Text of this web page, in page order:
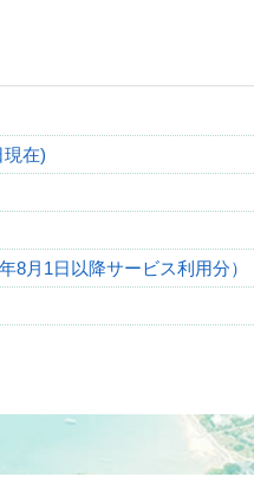
在)
8月1日以降サービス利用分）